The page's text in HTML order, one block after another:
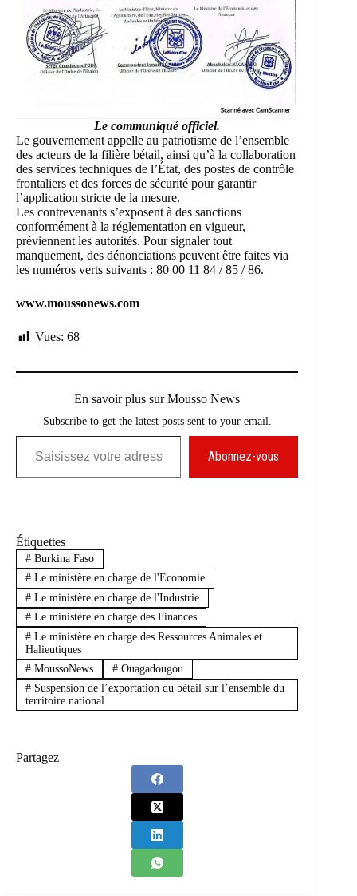
Le communiqué officiel.
Le gouvernement appelle au patriotisme de l’ensemble
des acteurs de la filière bétail, ainsi qu’à la collaboration
des services techniques de l’État, des postes de contrôle
frontaliers et des forces de sécurité pour garantir
l’application stricte de la mesure.
Les contrevenants s’exposent à des sanctions
conformément à la réglementation en vigueur,
préviennent les autorités. Pour signaler tout
manquement, des dénonciations peuvent être faites via
les numéros verts suivants : 80 00 11 84 / 85 / 86.
www.moussonews.com
Vues: 68
En savoir plus sur Mousso News
Subscribe to get the latest posts sent to your email.
Saisissez votre adresse e-mail…
Abonnez-vous
Étiquettes
#Burkina Faso
#Le ministère en charge de l'Economie
#Le ministère en charge de l'Industrie
#Le ministère en charge des Finances
#Le ministère en charge des Ressources Animales et
Halieutiques
#MoussoNews #Ouagadougou
#Suspension de l’exportation du bétail sur l’ensemble du
territoire national
Partagez